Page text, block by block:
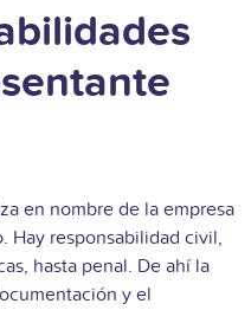
en nombre de la empresa
Hay responsabilidad civil,
hasta penal. De ahí la
y el